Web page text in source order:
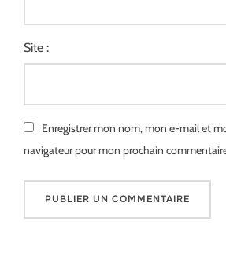
Site :
Enregistrer mon nom, mon e-mail et
navigateur pour mon prochain